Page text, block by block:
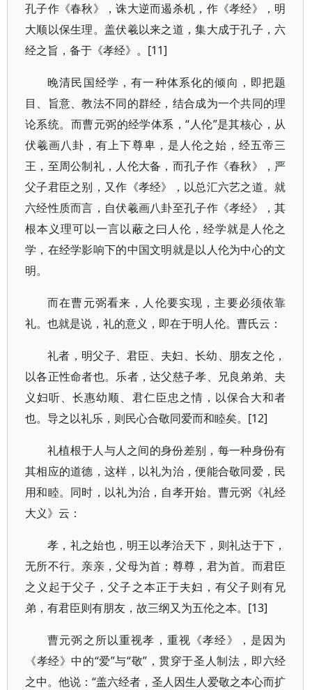
孔子作《春秋》，诛大逆而遏杀机，作《孝经》，明
大顺以保生理。盖伏羲以来之道，集大成于孔子，六
经之旨，备于《孝经》。[11]
晚清民国经学，有一种体系化的倾向，即把题
目、旨意、教法不同的群经，结合成为一个共同的理
论系统。而曹元弼的经学体系，“人伦”是其核心，从
伏羲画八卦，有上下尊卑，是人伦之始，经五帝三
王，至周公制礼，人伦大备，而孔子作《春秋》，严
父子君臣之别，又作《孝经》，以总汇六艺之道。就
六经性质而言，自伏羲画八卦至孔子作《孝经》，其
根本义理可以一言以蔽之曰人伦，经学就是人伦之
学，在经学影响下的中国文明就是以人伦为中心的文
明。
而在曹元弼看来，人伦要实现，主要必须依靠
礼。也就是说，礼的意义，即在于明人伦。曹氏云：
礼者，明父子、君臣、夫妇、长幼、朋友之伦，
以各正性命者也。乐者，达父慈子孝、兄良弟弟、夫
义妇听、长惠幼顺、君仁臣忠之情，以保合大和者
也。导之以礼乐，则民心合敬同爱而和睦矣。[12]
礼植根于人与人之间的身份差别，每一种身份有
其相应的道德，这样，以礼为治，便能合敬同爱，民
用和睦。同时，以礼为治，自孝开始。曹元弼《礼经
大义》云：
孝，礼之始也，明王以孝治天下，则礼达于下，
无所不行。亲亲，父母为首；尊尊，君为首。而君臣
之义起于父子，父子之本正于夫妇，有父子则有兄
弟，有君臣则有朋友，故三纲又为五伦之本。[13]
曹元弼之所以重视孝，重视《孝经》，是因为
《孝经》中的“爱”与“敬”，贯穿于圣人制法，即六经
之中。他说：“盖六经者，圣人因生人爱敬之本心而扩